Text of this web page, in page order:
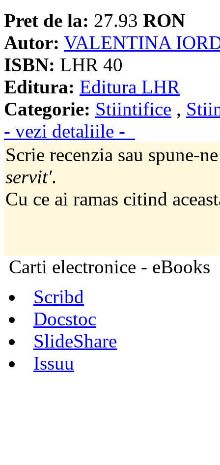
Pret de la: 27.93 RON
Autor: VALENTINA
ISBN: LHR 40
Editura: Editura LHR
Categorie: Stiintifice ,
- vezi detaliile -
Scrie recenzia sau spune-
servit'.
Cu ce ai ramas citind
Carti electronice - eBooks
Scribd
Docstoc
SlideShare
Issuu